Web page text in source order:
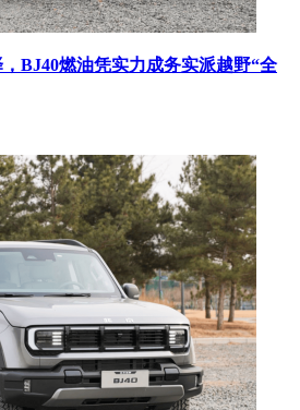
BJ40燃油凭实力成务实派越野“全